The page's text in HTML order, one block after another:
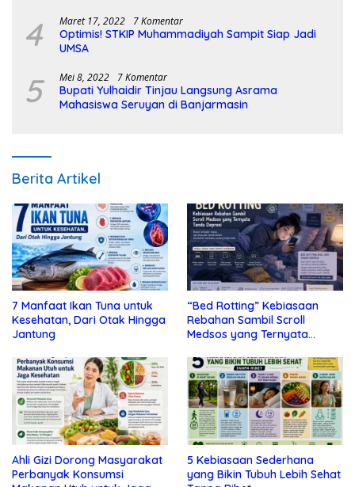
4 Maret 17, 2022 7 Komentar
Optimis! STKIP Muhammadiyah Sampit Siap Jadi
UMSA
5 Mei 8, 2022 7 Komentar
Bupati Yulhaidir Tinjau Langsung Asrama
Mahasiswa Seruyan di Banjarmasin
Berita Artikel
7 Manfaat Ikan Tuna untuk
Kesehatan, Dari Otak Hingga
Jantung
“Bed Rotting” Kebiasaan
Rebahan Sambil Scroll
Medsos yang Ternyata
Ahli Gizi Dorong Masyarakat
Perbanyak Konsumsi
5 Kebiasaan Sederhana
yang Bikin Tubuh Lebih Sehat